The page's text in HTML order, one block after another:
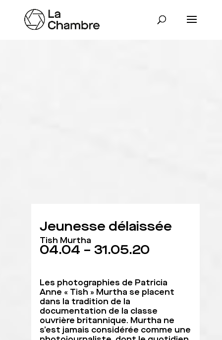
Jeunesse délaissée
Tish Murtha
04.04 – 31.05.20
Les photographies de Patricia
Anne « Tish » Murtha se placent
dans la tradition de la
documentation de la classe
ouvrière britannique. Murtha ne
s’est jamais considérée comme une